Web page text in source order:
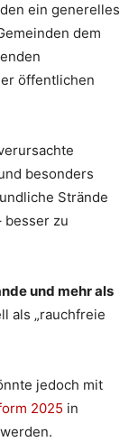
ein generelles
dem
öffentlichen
besonders
Strände
besser zu
und mehr als
als „rauchfreie
jedoch mit
2025 in